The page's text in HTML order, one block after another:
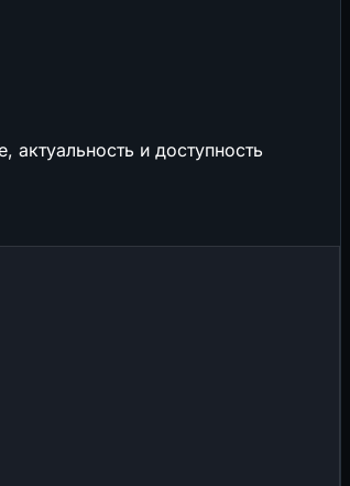
и доступность